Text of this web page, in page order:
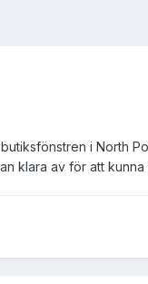
i North
klara av för att kunna